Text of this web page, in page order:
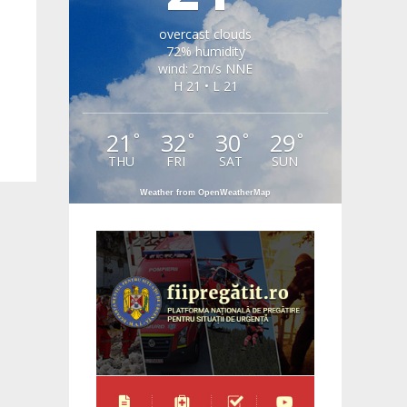
overcast clouds
72% humidity
wind: 2m/s NNE
H 21 • L 21
21 °
THU
32 °
FRI
30 °
SAT
29 °
SUN
Weather from OpenWeatherMap